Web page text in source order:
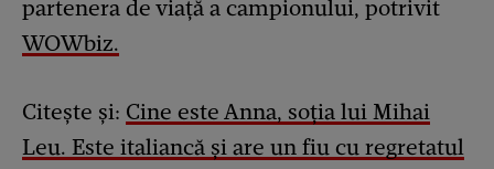
partenera de viață a campionului, potrivit
WOWbiz.
Citește și: Cine este Anna, soția lui Mihai
Leu. Este italiancă și are un fiu cu regretatul